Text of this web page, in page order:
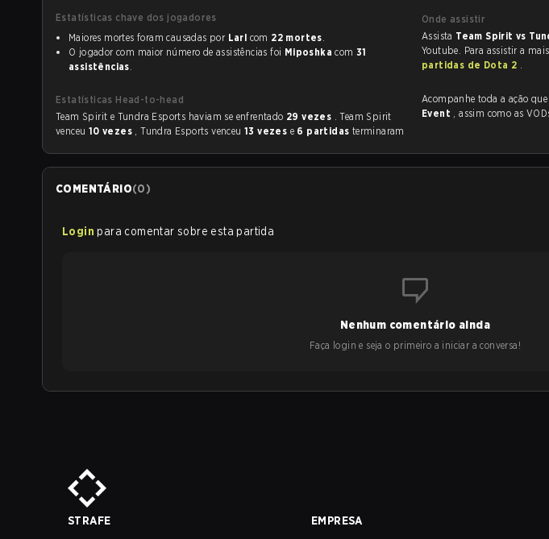
Estatísticas chave dos jogadores
Maiores mortes foram causadas por Larl com 22 mortes.
O jogador com maior número de assistências foi Miposhka com 31
assistências.
Estatísticas Head-to-head
Team Spirit e Tundra Esports haviam se enfrentado 29 vezes . Team Spirit
venceu 10 vezes , Tundra Esports venceu 13 vezes e 6 partidas terminaram
Onde assistir
Assista Team Spirit vs
Youtube. Para assistir a
partidas de Dota 2 .
Acompanhe toda a ação que
Event
, assim como
COMENTÁRIO(0)
Login para comentar sobre esta partida
Nenhum comentário ainda
Faça login e seja o primeiro a iniciar a conversa!
STRAFE
EMPRESA